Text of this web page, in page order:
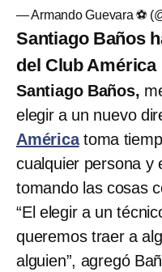
— Armando Guevara ⚽
Santiago Baños
del Club América
Santiago Baños,
elegir a un nuevo
Américatoma
cualquier persona y
tomando las cosas
“El elegir a un
queremos traer a
alguien”, agregó